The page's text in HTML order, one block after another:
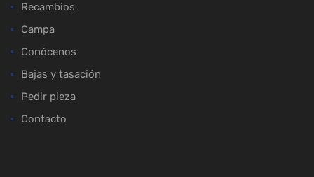
Recambios
Campa
Conócenos
Bajas y tasación
Pedir pieza
Contacto